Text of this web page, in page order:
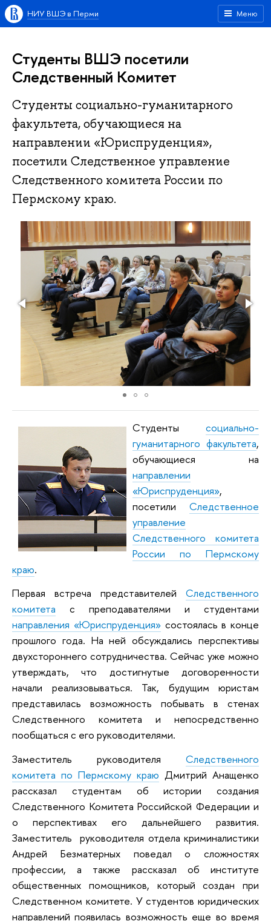
Меню
НИУ ВШЭ в Перми
Студенты ВШЭ посетили
Следственный Комитет
Cтуденты социально-гуманитарного
факультета, обучающиеся на
направлении «Юриспруденция»,
посетили Следственное управление
Следственного комитета России по
Пермскому краю.
Cтуденты социально-
гуманитарного факультета,
обучающиеся на
направлении
«Юриспруденция»,
посетили Следственное
управление
Следственного комитета
России по Пермскому
краю.
Первая встреча представителей Следственного
комитета с преподавателями и студентами
направления «Юриспруденция»состоялась в конце
прошлого года. На ней обсуждались перспективы
двухстороннего сотрудничества. Сейчас уже можно
утверждать, что достигнутые договоренности
начали реализовываться. Так, будущим юристам
представилась возможность побывать в стенах
Следственного комитета и непосредственно
пообщаться с его руководителями.
Заместитель руководителя Следственного
комитета по Пермскому краю Дмитрий Анащенко
рассказал студентам об истории создания
Следственного Комитета Российской Федерации и
о перспективах его дальнейшего развития.
Заместитель руководителя отдела криминалистики
Андрей Безматерных поведал о сложностях
профессии, а также рассказал об институте
общественных помощников, который создан при
Следственном комитете. У студентов юридических
направлений появилась возможность еще во время